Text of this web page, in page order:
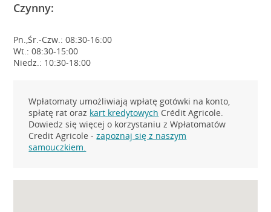
Czynny:
Pn.,Śr.-Czw.: 08:30-16:00
Wt.: 08:30-15:00
Niedz.: 10:30-18:00
Wpłatomaty umożliwiają wpłatę gotówki na konto,
spłatę rat oraz kart kredytowych Crédit Agricole.
Dowiedz się więcej o korzystaniu z Wpłatomatów
Credit Agricole -zapoznaj się z naszym
samouczkiem.